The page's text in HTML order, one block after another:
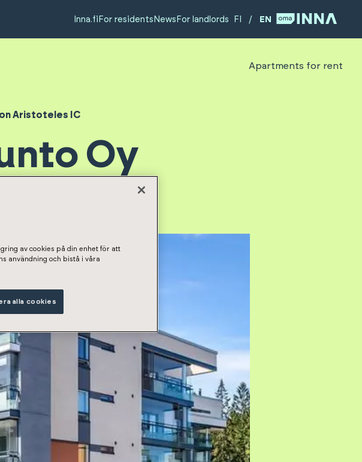
Inna.fi For residents News For landlords FI / EN
Apartments for rent
Aristoteles IC
Oy
av cookies på din enhet för att
användning och bistå i våra
alla cookies